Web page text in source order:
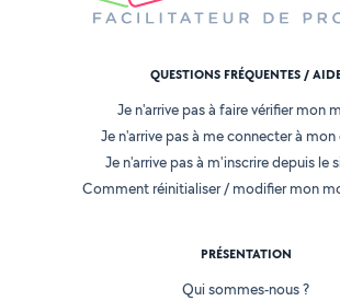
QUESTIONS FRÉQUENTES /
Je n'arrive pas à faire vérifier mon
Je n'arrive pas à me connecter à
Je n'arrive pas à m'inscrire depuis le
Comment réinitialiser / modifier mon
PRÉSENTATION
Qui sommes-nous ?